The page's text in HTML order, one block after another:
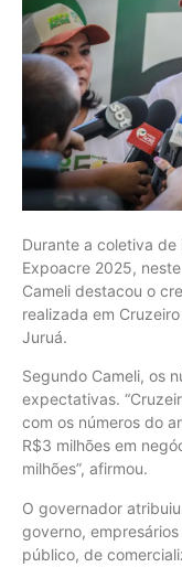
Durante a coletiva
Expoacre 2025,
Cameli destacou o
realizada em
Juruá.
Segundo Cameli, os
expectativas.
com os números do
R$3 milhões em
milhões”, afirmou.
O governador
governo,
público, de